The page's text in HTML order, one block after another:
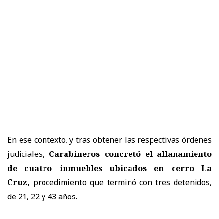
En ese contexto, y tras obtener las respectivas órdenes
judiciales, Carabineros concretó el allanamiento
de cuatro inmuebles ubicados en cerro La
Cruz, procedimiento que terminó con tres detenidos,
de 21, 22 y 43 años.